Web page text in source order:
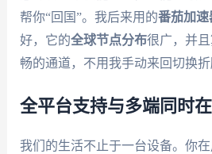
帮你“回国”。我后来用的番茄加速
好，它的全球节点分布很广，并
畅的通道，不用我手动来回切换折
全平台支持与多端同时
我们的生活不止于一台设备。你